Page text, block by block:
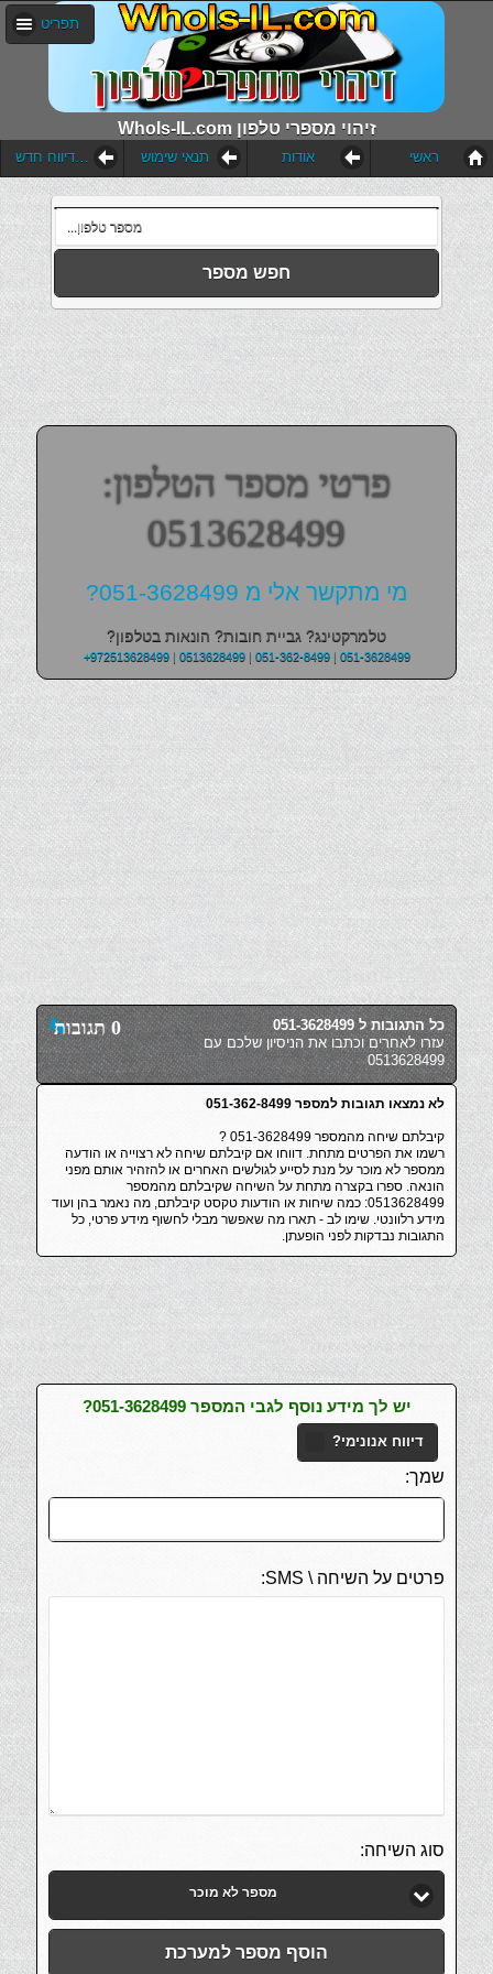
WhoIs-IL.com זיהוי מספרי טלפון
תפריט
הוסף דיווח חדש תנאי שימוש אודות ראשי
חפש מספר
פרטי מספר הטלפון:
0513628499
מי מתקשר אלי מ 051-3628499?
טלמרקטינג? גביית חובות? הונאות בטלפון?
+972513628499| 0513628499| 051-362-8499| 051-3628499
0 תגובות
כל התגובות ל 051-3628499
עזרו לאחרים וכתבו את הניסיון שלכם עם
0513628499
לא נמצאו תגובות למספר 051-362-8499
קיבלתם שיחה מהמספר 051-3628499 ?
רשמו את הפרטים מתחת. דווחו אם קיבלתם שיחה לא רצוייה או הודעה
ממספר לא מוכר על מנת לסייע לגולשים האחרים או להזהיר אותם מפני
הונאה. ספרו בקצרה מתחת על השיחה שקיבלתם מהמספר
0513628499: כמה שיחות או הודעות טקסט קיבלתם, מה נאמר בהן ועוד
מידע רלוונטי. שימו לב - תארו מה שאפשר מבלי לחשוף מידע פרטי, כל
התגובות נבדקות לפני הופעתן.
יש לך מידע נוסף לגבי המספר 051-3628499?
דיווח אנונימי?
שמך:
פרטים על השיחה \ SMS:
סוג השיחה:
מספר לא מוכר
הוסף מספר למערכת